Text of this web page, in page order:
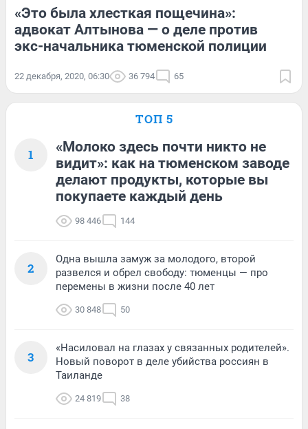
«Это была хлесткая пощечина»:
адвокат Алтынова — о деле против
экс-начальника тюменской полиции
22 декабря, 2020, 06:30 36 794 65
ТОП 5
1
«Молоко здесь почти никто не
видит»: как на тюменском заводе
делают продукты, которые вы
покупаете каждый день
98 446 144
2
Одна вышла замуж за молодого, второй
развелся и обрел свободу: тюменцы — про
перемены в жизни после 40 лет
30 848 50
3
«Насиловал на глазах у связанных родителей».
Новый поворот в деле убийства россиян в
Таиланде
24 819 38